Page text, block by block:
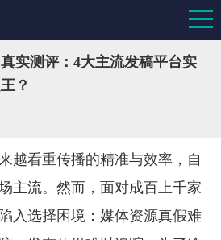
实测评：4大主流发稿平台实
？
越看重传播的精准与效率，自
主流。然而，面对成百上千家
入选择困境：媒体资源真假难